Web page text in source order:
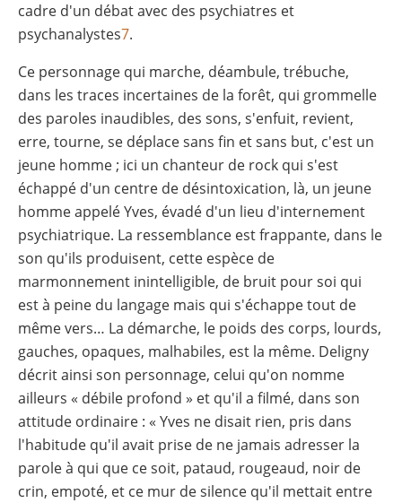
cadre d'un débat avec des psychiatres et
psychanalystes7.
Ce personnage qui marche, déambule, trébuche,
dans les traces incertaines de la forêt, qui grommelle
des paroles inaudibles, des sons, s'enfuit, revient,
erre, tourne, se déplace sans fin et sans but, c'est un
jeune homme ; ici un chanteur de rock qui s'est
échappé d'un centre de désintoxication, là, un jeune
homme appelé Yves, évadé d'un lieu d'internement
psychiatrique. La ressemblance est frappante, dans le
son qu'ils produisent, cette espèce de
marmonnement inintelligible, de bruit pour soi qui
est à peine du langage mais qui s'échappe tout de
même vers… La démarche, le poids des corps, lourds,
gauches, opaques, malhabiles, est la même. Deligny
décrit ainsi son personnage, celui qu'on nomme
ailleurs « débile profond » et qu'il a filmé, dans son
attitude ordinaire : « Yves ne disait rien, pris dans
l'habitude qu'il avait prise de ne jamais adresser la
parole à qui que ce soit, pataud, rougeaud, noir de
crin, empoté, et ce mur de silence qu'il mettait entre